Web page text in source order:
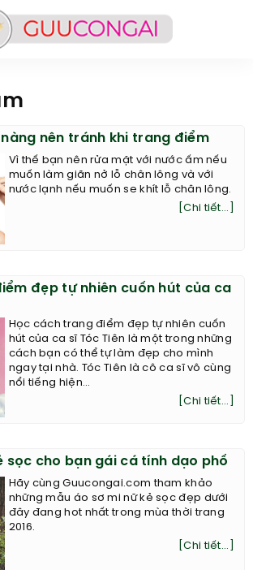
nàng nên tránh khi trang điểm
Vì thế bạn nên rửa mặt với nước ấm nếu
muốn làm giãn nở lỗ chân lông và với
nước lạnh nếu muốn se khít lỗ chân lông.
[Chi tiết...]
đẹp tự nhiên cuốn hút của ca
Học cách trang điểm đẹp tự nhiên cuốn
hút của ca sĩ Tóc Tiên là một trong những
cách bạn có thể tự làm đẹp cho mình
ngay tại nhà. Tóc Tiên là cô ca sĩ vô cùng
nổi tiếng hiện...
[Chi tiết...]
sọc cho bạn gái cá tính dạo phố
Hãy cùng Guucongai.com tham khảo
những mẫu áo sơ mi nữ kẻ sọc đẹp dưới
đây đang hot nhất trong mùa thời trang
2016.
[Chi tiết...]